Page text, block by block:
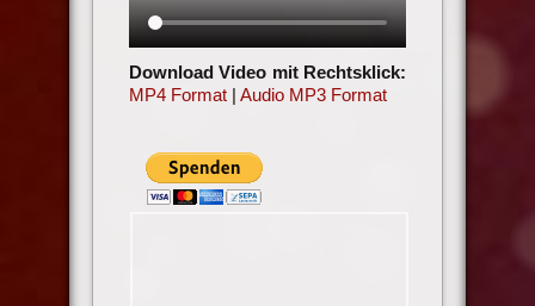
Download Video mit Rechtsklick:
MP4 Format| Audio MP3 Format